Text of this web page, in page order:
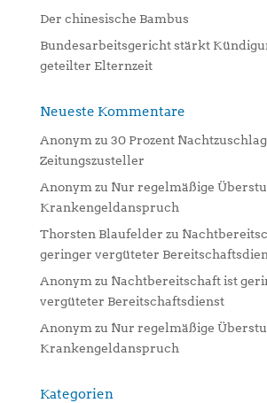
Der chinesische Bambus
Bundesarbeitsgericht stärkt
geteilter Elternzeit
Neueste Kommentare
Anonym zu 30 Prozent
Zeitungszusteller
Anonym zu Nur regelmäßige
Krankengeldanspruch
Thorsten Blaufelder zu
geringer vergüteter
Anonym zu Nachtbereitschaft ist
vergüteter Bereitschaftsdienst
Anonym zu Nur regelmäßige
Krankengeldanspruch
Kategorien